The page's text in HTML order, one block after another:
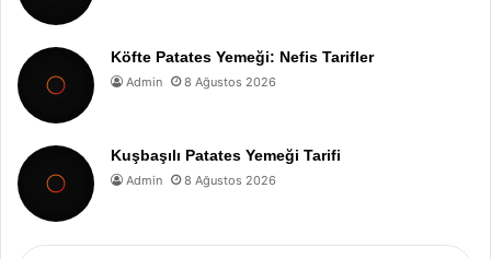
Köfte Patates Yemeği: Nefis Tarifler
Admin 8 Ağustos 2026
Kuşbaşılı Patates Yemeği Tarifi
Admin 8 Ağustos 2026